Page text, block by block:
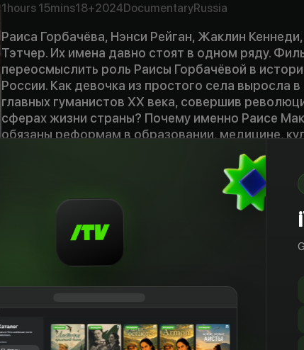
1hours 15mins18+2024DocumentaryRussia
Раиса Горбачёва, Нэнси Рейган, Жаклин
Тэтчер. Их имена давно стоят в одном ряду.
переосмыслить роль Раисы Горбачёвой в
России. Как девочка из простого села выросла в
главных гуманистов XX века, совершив
сферах жизни страны? Почему именно Раисе
обязаны реформам в образовании, медицине,
озвученные ей мысли и идеи актуальны до сих
женщины в обществе, семье, культурных и